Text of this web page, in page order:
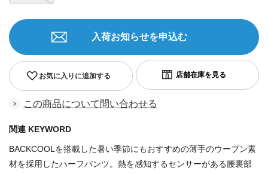
お気に入りに追加する
入荷お知らせを申込む
この商品について問い合わせる
関連 KEYWORD
BACKCOOLを搭載した暑い季節にもおすすめの薄手のウーブン素
材を採用したハーフパンツ。熱を感知するセンサーがある腰裏部